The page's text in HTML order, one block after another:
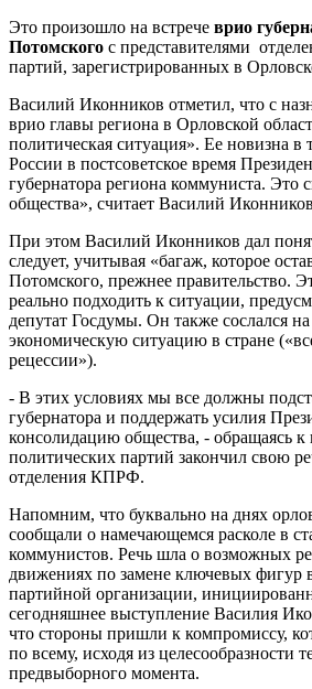
Это произошло на встрече врио
Потомского с представителями
партий, зарегистрированных в
Василий Иконников отметил, что с
врио главы региона в Орловской
политическая ситуация». Ее новизна в
России в постсоветское время
губернатора региона коммуниста. Это
общества», считает Василий
При этом Василий Иконников дал
следует, учитывая «багаж, которое
Потомского, прежнее правительство.
реально подходить к ситуации,
депутат Госдумы. Он также сослался
экономическую ситуацию в стране
рецессии»).
- В этих условиях мы все должны
губернатора и поддержать усилия
консолидацию общества, - обращаясь к
политических партий закончил свою
отделения КПРФ.
Напомним, что буквально на днях
сообщали о намечающемся расколе в
коммунистов. Речь шла о возможных
движениях по замене ключевых фигур
партийной организации,
сегодняшнее выступление Василия
что стороны пришли к компромиссу,
по всему, исходя из целесообразности
предвыборного момента.